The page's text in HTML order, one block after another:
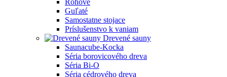
Guľaté
Samostatne stojace
Príslušenstvo k vaniam
Drevené sauny
Saunacube-Kocka
Séria borovicového dreva
Séria Bi-O
Séria cédrového dreva